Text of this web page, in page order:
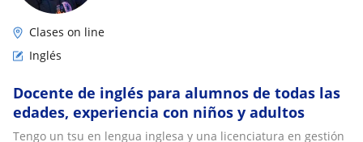
Clases on line
Inglés
Docente de inglés para alumnos de todas las
edades, experiencia con niños y adultos
Tengo un tsu en lengua inglesa y una licenciatura en gestión